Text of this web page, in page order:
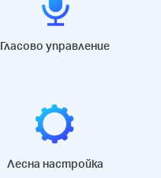
Гласово управление
Лесна настройка